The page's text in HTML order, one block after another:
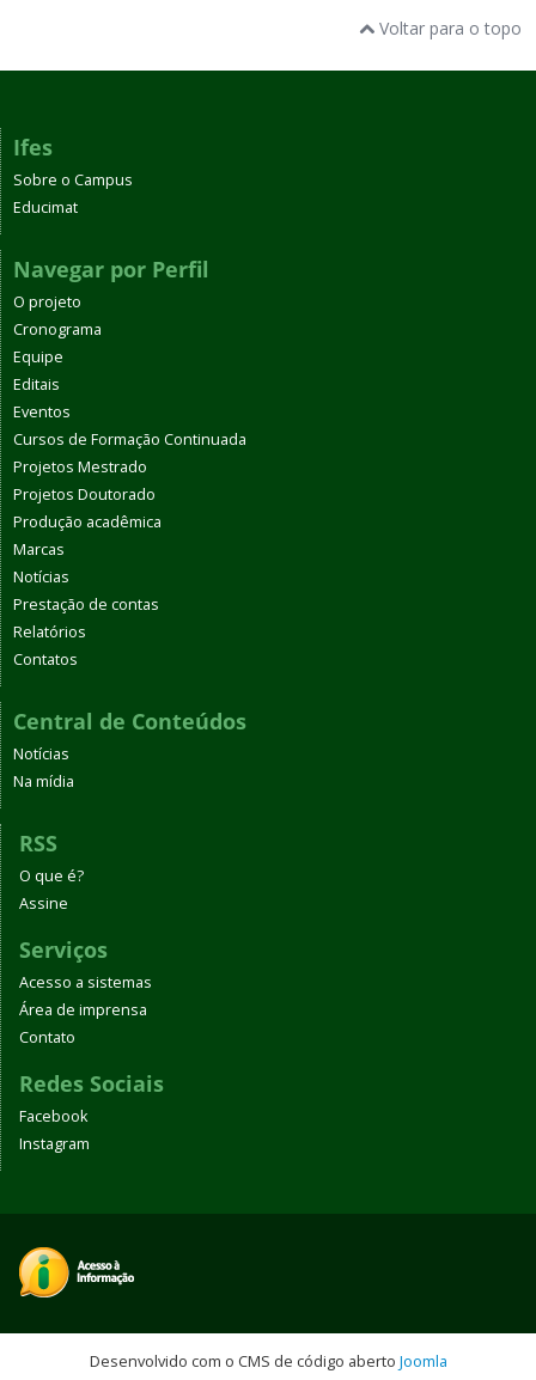
Voltar para o topo
Ifes
Sobre o Campus
Educimat
Navegar por Perfil
O projeto
Cronograma
Equipe
Editais
Eventos
Cursos de Formação Continuada
Projetos Mestrado
Projetos Doutorado
Produção acadêmica
Marcas
Notícias
Prestação de contas
Relatórios
Contatos
Central de Conteúdos
Notícias
Na mídia
RSS
O que é?
Assine
Serviços
Acesso a sistemas
Área de imprensa
Contato
Redes Sociais
Facebook
Instagram
Desenvolvido com o CMS de código aberto Joomla